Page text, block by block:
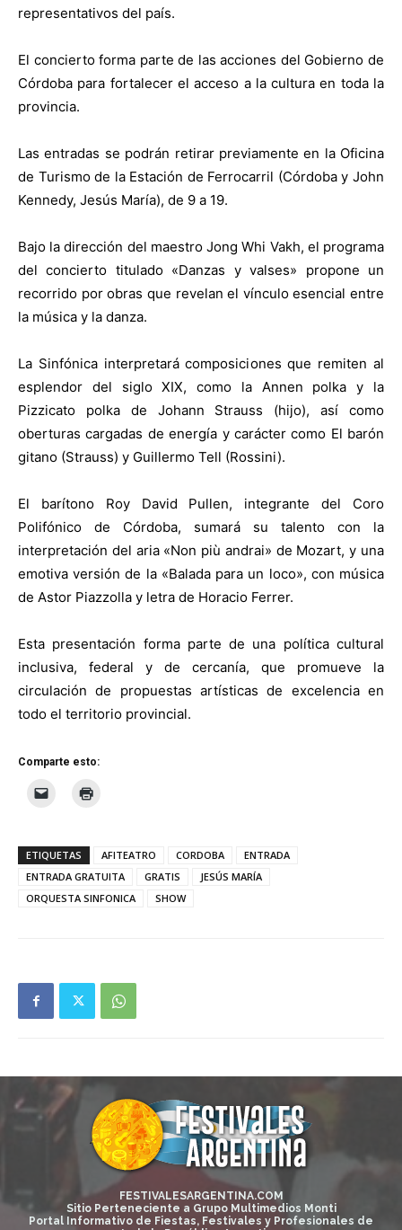
representativos del país.
El concierto forma parte de las acciones del Gobierno de
Córdoba para fortalecer el acceso a la cultura en toda la
provincia.
Las entradas se podrán retirar previamente en la Oficina
de Turismo de la Estación de Ferrocarril (Córdoba y John
Kennedy, Jesús María), de 9 a 19.
Bajo la dirección del maestro Jong Whi Vakh, el programa
del concierto titulado «Danzas y valses» propone un
recorrido por obras que revelan el vínculo esencial entre
la música y la danza.
La Sinfónica interpretará composiciones que remiten al
esplendor del siglo XIX, como la Annen polka y la
Pizzicato polka de Johann Strauss (hijo), así como
oberturas cargadas de energía y carácter como El barón
gitano (Strauss) y Guillermo Tell (Rossini).
El barítono Roy David Pullen, integrante del Coro
Polifónico de Córdoba, sumará su talento con la
interpretación del aria «Non più andrai» de Mozart, y una
emotiva versión de la «Balada para un loco», con música
de Astor Piazzolla y letra de Horacio Ferrer.
Esta presentación forma parte de una política cultural
inclusiva, federal y de cercanía, que promueve la
circulación de propuestas artísticas de excelencia en
todo el territorio provincial.
Comparte esto:
ETIQUETAS AFITEATRO CORDOBA
ENTRADA
ENTRADA GRATUITA
GRATIS
JESÚS MARÍA
ORQUESTA SINFONICA
SHOW
FESTIVALESARGENTINA.COM
Sitio Perteneciente a Grupo Multimedios Monti
Portal Informativo de Fiestas, Festivales y Profesionales de